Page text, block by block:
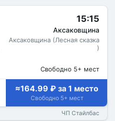
15:15
Аксаковщина
Аксаковщина (Лесная сказка
)
Свободно 5+ мест
≈164.99 ₽ за 1 место
Свободно 5+ мест
ЧП Стайлбас